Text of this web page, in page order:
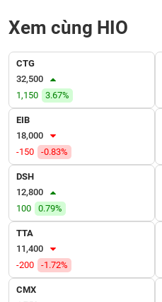
Xem cùng HIO
CTG
32,500
1,150
3.67%
EIB
18,000
-150
-0.83%
DSH
12,800
100
0.79%
TTA
11,400
-200
-1.72%
CMX
CÔNG
THÔNG
TIN
DỊCH
VỤ
TRUYỀN
THÔNG
TIỆN
ÍCH